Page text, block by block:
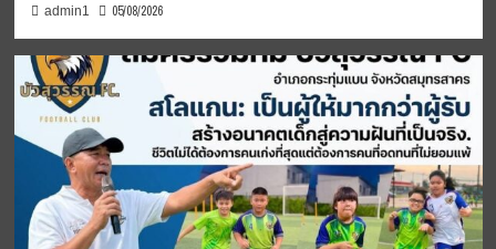
admin1 05/08/2026